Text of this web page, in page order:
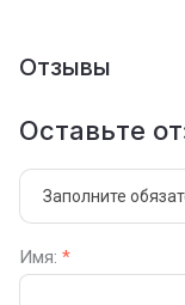
Отзывы
Оставьте
Заполните
Имя: *